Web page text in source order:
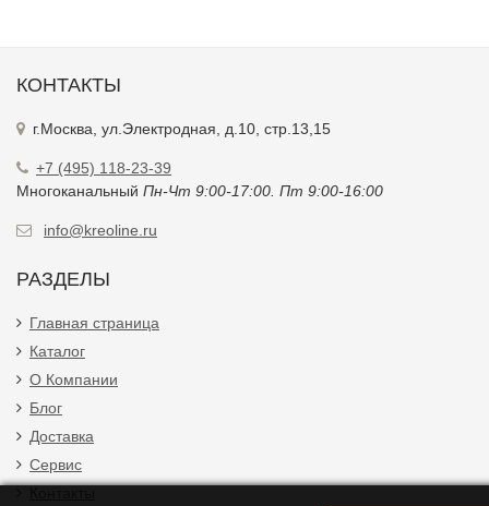
КОНТАКТЫ
г.Москва, ул.Электродная, д.10, стр.13,15
+7 (495) 118-23-39
Многоканальный Пн-Чт 9:00-17:00. Пт 9:00-16:00
info@kreoline.ru
РАЗДЕЛЫ
Главная страница
Каталог
О Компании
Блог
Доставка
Сервис